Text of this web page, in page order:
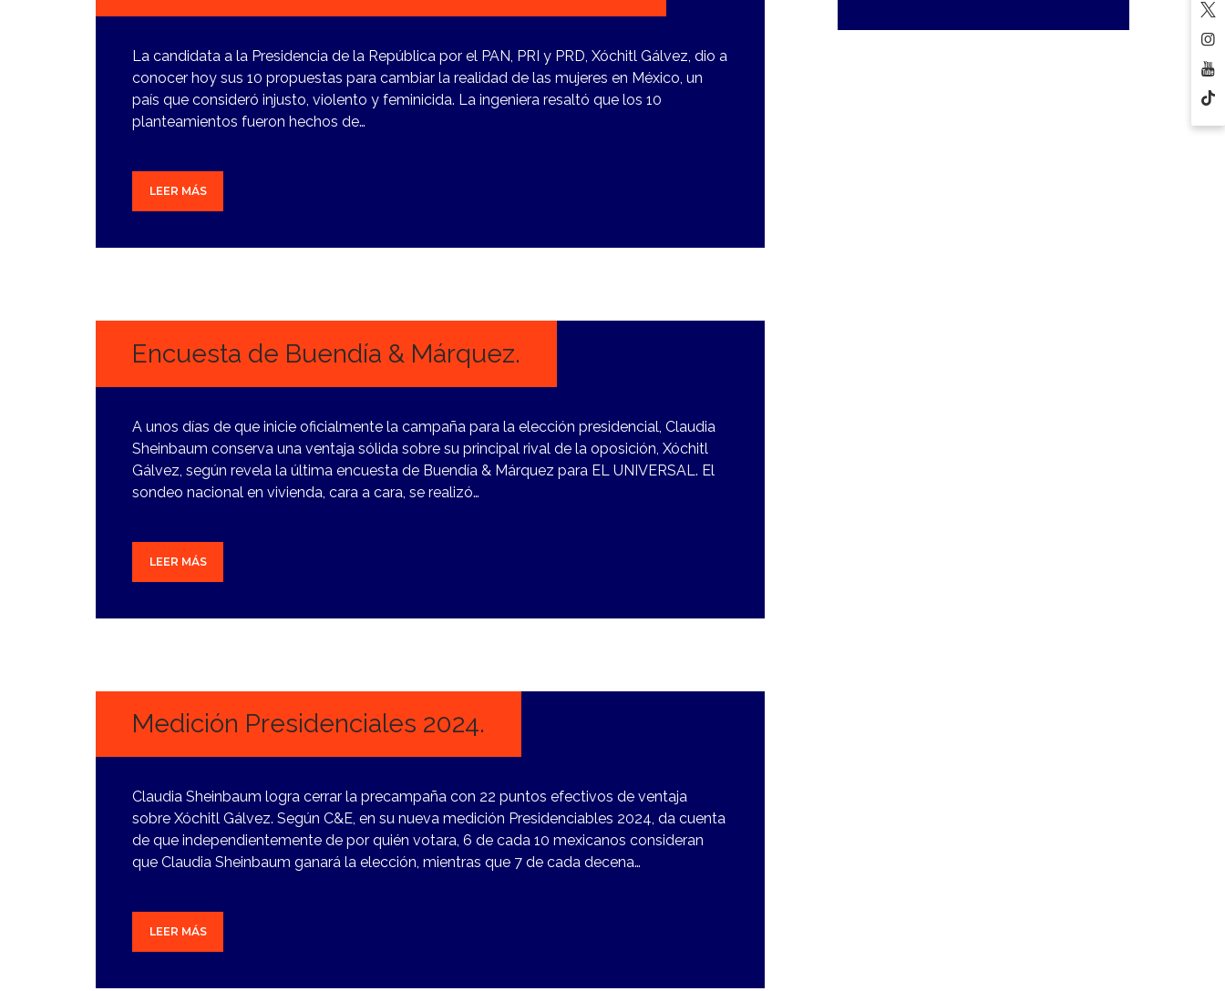
La candidata a la Presidencia de la República por el PAN, PRI y PRD, Xóchitl Gálvez, dio a
conocer hoy sus 10 propuestas para cambiar la realidad de las mujeres en México, un
país que consideró injusto, violento y feminicida. La ingeniera resaltó que los 10
planteamientos fueron hechos de…
LEER MÁS
Encuesta de Buendía & Márquez.
A unos días de que inicie oficialmente la campaña para la elección presidencial, Claudia
Sheinbaum conserva una ventaja sólida sobre su principal rival de la oposición, Xóchitl
Gálvez, según revela la última encuesta de Buendía & Márquez para EL UNIVERSAL. El
sondeo nacional en vivienda, cara a cara, se realizó…
LEER MÁS
Medición Presidenciales 2024.
Claudia Sheinbaum logra cerrar la precampaña con 22 puntos efectivos de ventaja
sobre Xóchitl Gálvez. Según C&E, en su nueva medición Presidenciables 2024, da cuenta
de que independientemente de por quién votara, 6 de cada 10 mexicanos consideran
que Claudia Sheinbaum ganará la elección, mientras que 7 de cada decena…
LEER MÁS